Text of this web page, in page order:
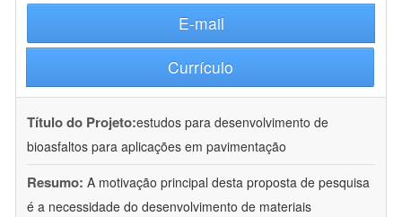
E-mail
Currículo
Título do Projeto:estudos para desenvolvimento de
bioasfaltos para aplicações em pavimentação
Resumo: A motivação principal desta proposta de pesquisa
é a necessidade do desenvolvimento de materiais